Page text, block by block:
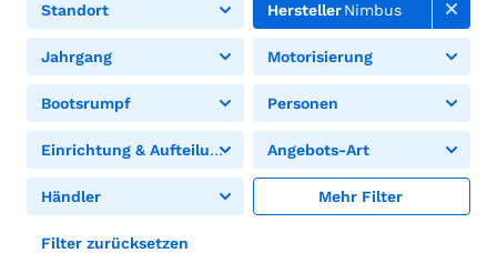
Standort HerstellerNimbus
Jahrgang Motorisierung
Bootsrumpf Personen
Einrichtung & Aufteilung Angebots-Art
Händler Mehr Filter
Filter zurücksetzen